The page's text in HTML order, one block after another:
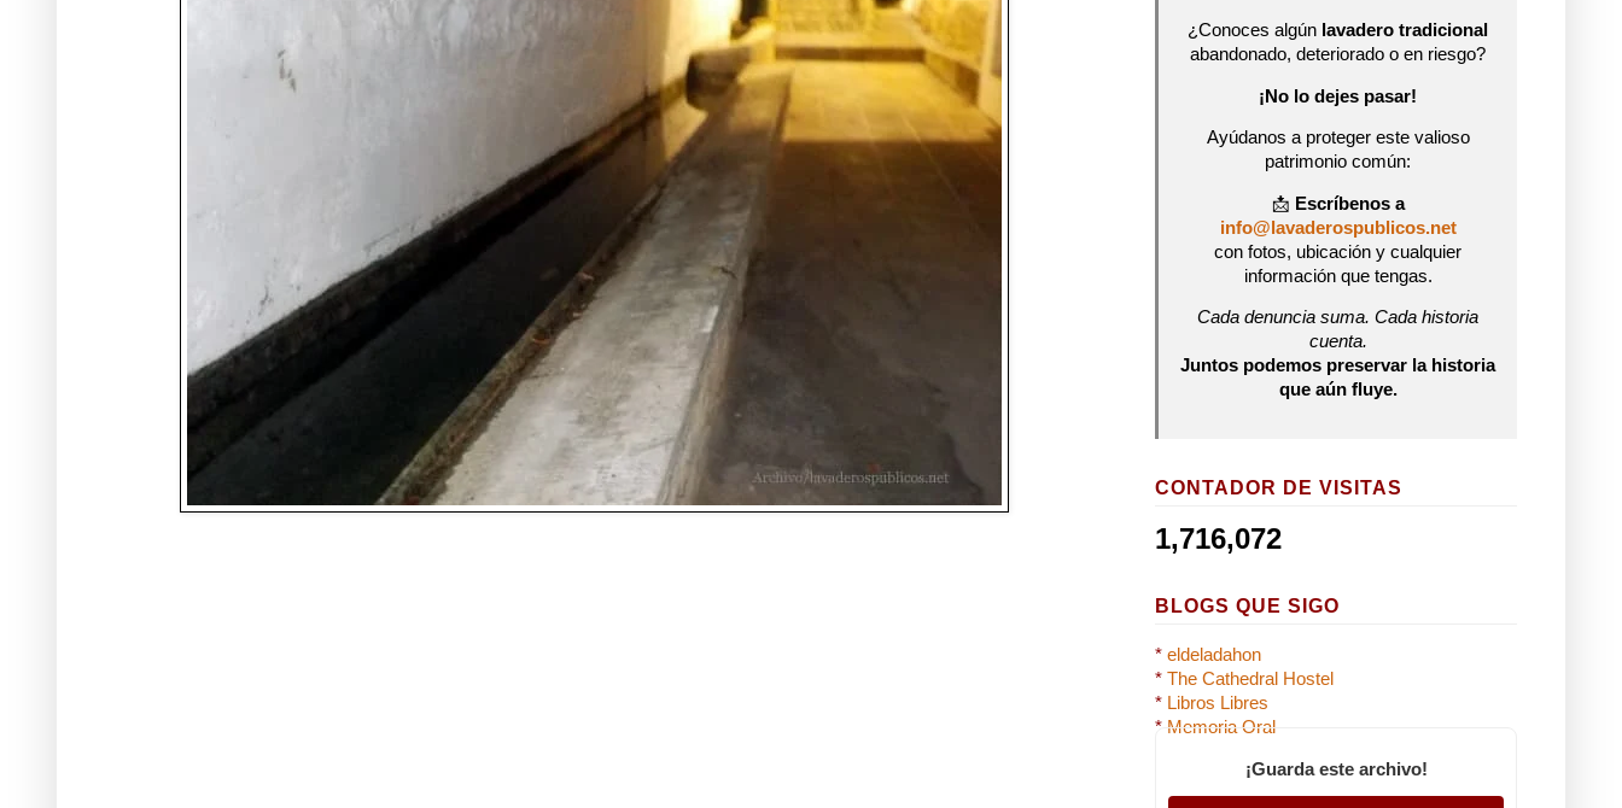
¿Conoces algún lavadero tradicional
abandonado, deteriorado o en riesgo?
¡No lo dejes pasar!
Ayúdanos a proteger este valioso
patrimonio común:
📩 Escríbenos a
info@lavaderospublicos.net
con fotos, ubicación y cualquier
información que tengas.
Cada denuncia suma. Cada historia
cuenta.
Juntos podemos preservar la historia
que aún fluye.
CONTADOR DE VISITAS
1,716,072
BLOGS QUE SIGO
* eldeladahon
* The Cathedral Hostel
* Libros Libres
* Memoria Oral
¡Guarda este archivo!